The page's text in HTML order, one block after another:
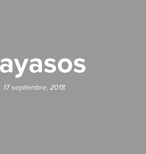
17 septiembre, 2018